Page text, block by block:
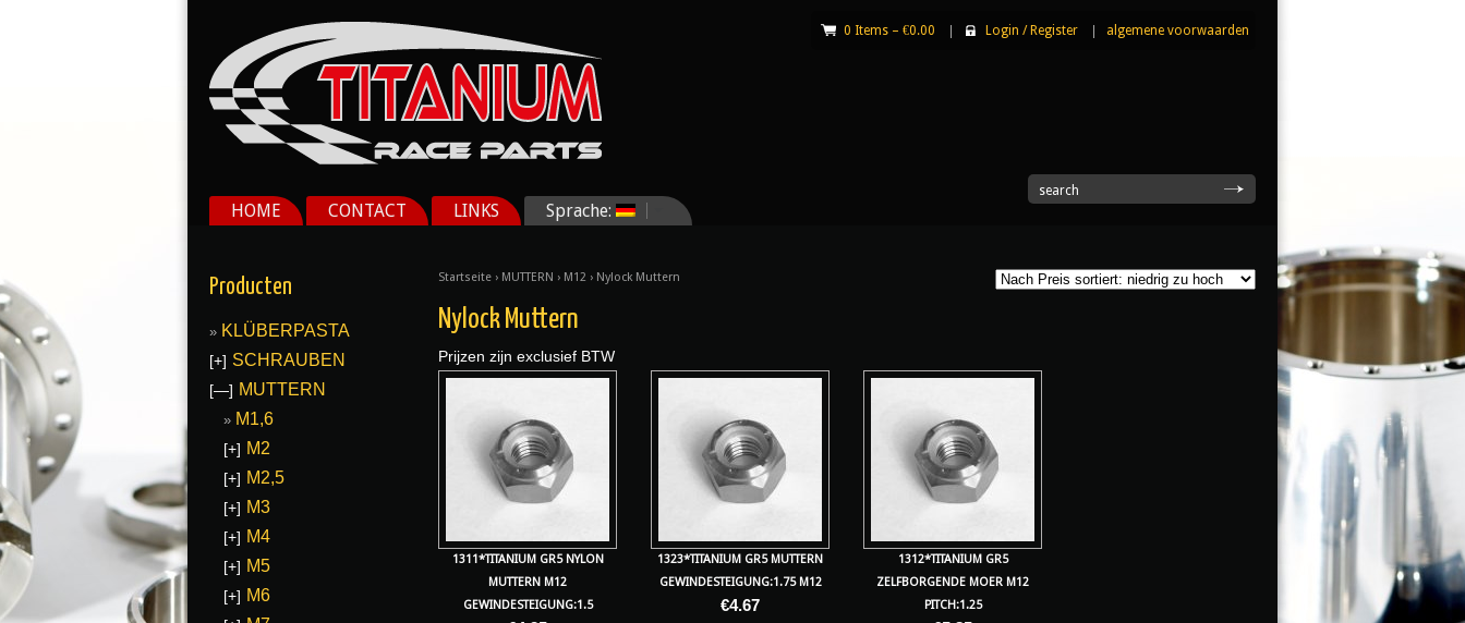
0 Items – €0.00 Login / Register algemene voorwaarden
HOME CONTACT LINKS Sprache:
search
Startseite › MUTTERN › M12 › Nylock Muttern
Nylock Muttern
Prijzen zijn exclusief BTW
1311*TITANIUM GR5 NYLON
MUTTERN M12
GEWINDESTEIGUNG:1.5
1323*TITANIUM GR5 MUTTERN
GEWINDESTEIGUNG:1.75 M12
€4.67
1312*TITANIUM GR5
ZELFBORGENDE MOER M12
PITCH:1.25
Producten
KLÜBERPASTA
[+] SCHRAUBEN
[—] MUTTERN
M1,6
[+] M2
[+] M2,5
[+] M3
[+] M4
[+] M5
[+] M6